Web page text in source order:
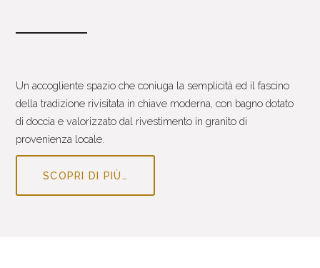
Un accogliente spazio che coniuga la semplicità ed il fascino
della tradizione rivisitata in chiave moderna, con bagno dotato
di doccia e valorizzato dal rivestimento in granito di
provenienza locale.
SCOPRI DI PIÙ…